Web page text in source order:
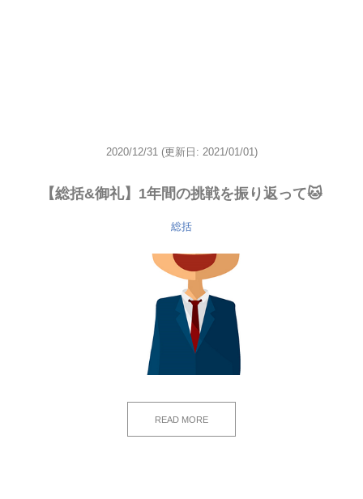
2020/12/31 (更新日: 2021/01/01)
【総括&御礼】1年間の挑戦を振り返って🐱
総括
READ MORE